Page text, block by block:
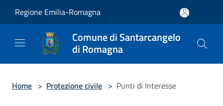
Regione Emilia-Romagna
Comune di Santarcangelo
di Romagna
Home > Protezione civile > Punti di Interesse